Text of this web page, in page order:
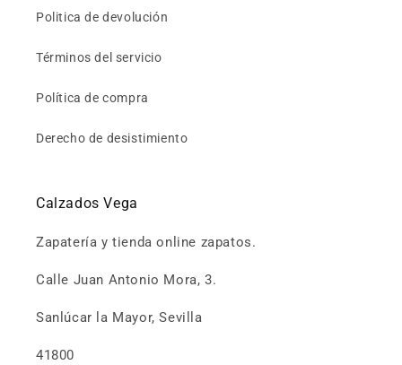
Politica de devolución
Términos del servicio
Política de compra
Derecho de desistimiento
Calzados Vega
Zapatería y tienda online zapatos.
Calle Juan Antonio Mora, 3.
Sanlúcar la Mayor, Sevilla
41800